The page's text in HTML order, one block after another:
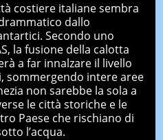
costiere italiane sembra
dallo
Secondo uno
la fusione della calotta
a far innalzare il livello
sommergendo intere aree
non sarebbe la sola a
le città storiche e le
Paese che rischiano di
l’acqua.